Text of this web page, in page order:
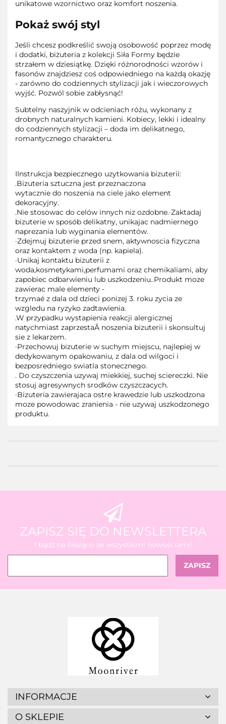
unikatowe wzornictwo oraz komfort noszenia.
Pokaż swój styl
Jeśli chcesz podkreślić swoją osobowość poprzez modę
i dodatki, biżuteria z kolekcji Siła Formy będzie
strzałem w dziesiątkę. Dzięki różnorodności wzorów i
fasonów znajdziesz coś odpowiedniego na każdą okazję
- zarówno do codziennych stylizacji jak i wieczorowych
wyjść. Pozwól sobie zabłysnąć!
Subtelny naszyjnik w odcieniach różu, wykonany z
drobnych naturalnych kamieni. Kobiecy, lekki i idealny
do codziennych stylizacji – doda im delikatnego,
romantycznego charakteru.
IInstrukcja bezpiecznego uzytkowania bizuterii:
.Bizuteria sztuczna jest przeznaczona
wytacznie do noszenia na ciele jako element
dekoracyjny.
.Nie stosowac do celów innych niz ozdobne.·Zaktadaj
bizuterie w sposób delikatny, unikajac nadmiernego
naprezania lub wyginania elementów.
·Zdejmuj bizuterie przed snem, aktywnoscia fizyczna
oraz kontaktem z woda (np. kapiela).
·Unikaj kontaktu bizuterii z
woda,kosmetykami,perfumami oraz chemikaliami, aby
zapobiec odbarwieniu lub uszkodzeniu..Produkt moze
zawierac male elementy -
trzymaé z dala od dzieci ponizej 3. roku zycia ze
wzgledu na ryzyko zadtawienia.
.W przypadku wystapienia reakcji alergicznej
natychmiast zaprzestaÃ noszenia bizuterii i skonsultuj
sie z lekarzem.
·Przechowuj bizuterie w suchym miejscu, najlepiej w
dedykowanym opakowaniu, z dala od wilgoci i
bezposredniego swiatla stonecznego.
. Do czyszczenia uzywaj miekkiej, suchej sciereczki. Nie
stosuj agresywnych srodków czyszczacych.
·Bizuteria zawierajaca ostre krawedzie lub uszkodzona
moze powodowac zranienia - nie uzywaj uszkodzonego
produktu.
ZAPISZ SIĘ DO NEWSLETTERA
I bądź na bieżąco ze wszystkimi nowościami!
INFORMACJE
O SKLEPIE